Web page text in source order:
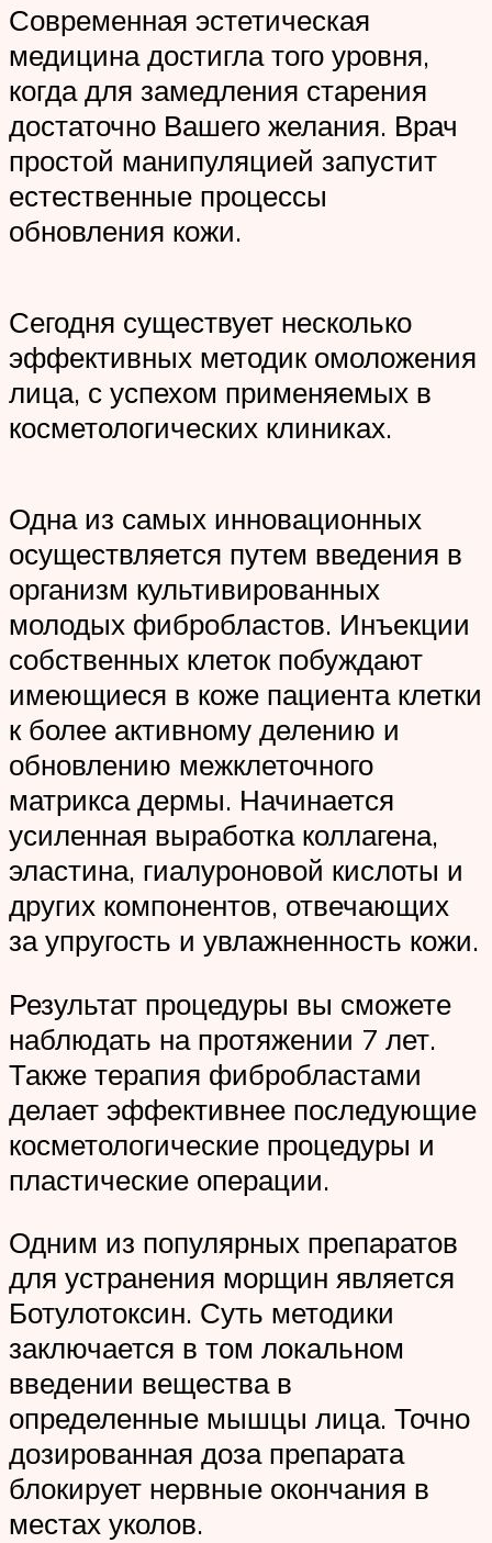
Современная эстетическая
медицина достигла того уровня,
когда для замедления старения
достаточно Вашего желания. Врач
простой манипуляцией запустит
естественные процессы
обновления кожи.
Сегодня существует несколько
эффективных методик омоложения
лица, с успехом применяемых в
косметологических клиниках.
Одна из самых инновационных
осуществляется путем введения в
организм культивированных
молодых фибробластов. Инъекции
собственных клеток побуждают
имеющиеся в коже пациента клетки
к более активному делению и
обновлению межклеточного
матрикса дермы. Начинается
усиленная выработка коллагена,
эластина, гиалуроновой кислоты и
других компонентов, отвечающих
за упругость и увлажненность кожи.
Результат процедуры вы сможете
наблюдать на протяжении 7 лет.
Также терапия фибробластами
делает эффективнее последующие
косметологические процедуры и
пластические операции.
Одним из популярных препаратов
для устранения морщин является
Ботулотоксин. Суть методики
заключается в том локальном
введении вещества в
определенные мышцы лица. Точно
дозированная доза препарата
блокирует нервные окончания в
местах уколов.